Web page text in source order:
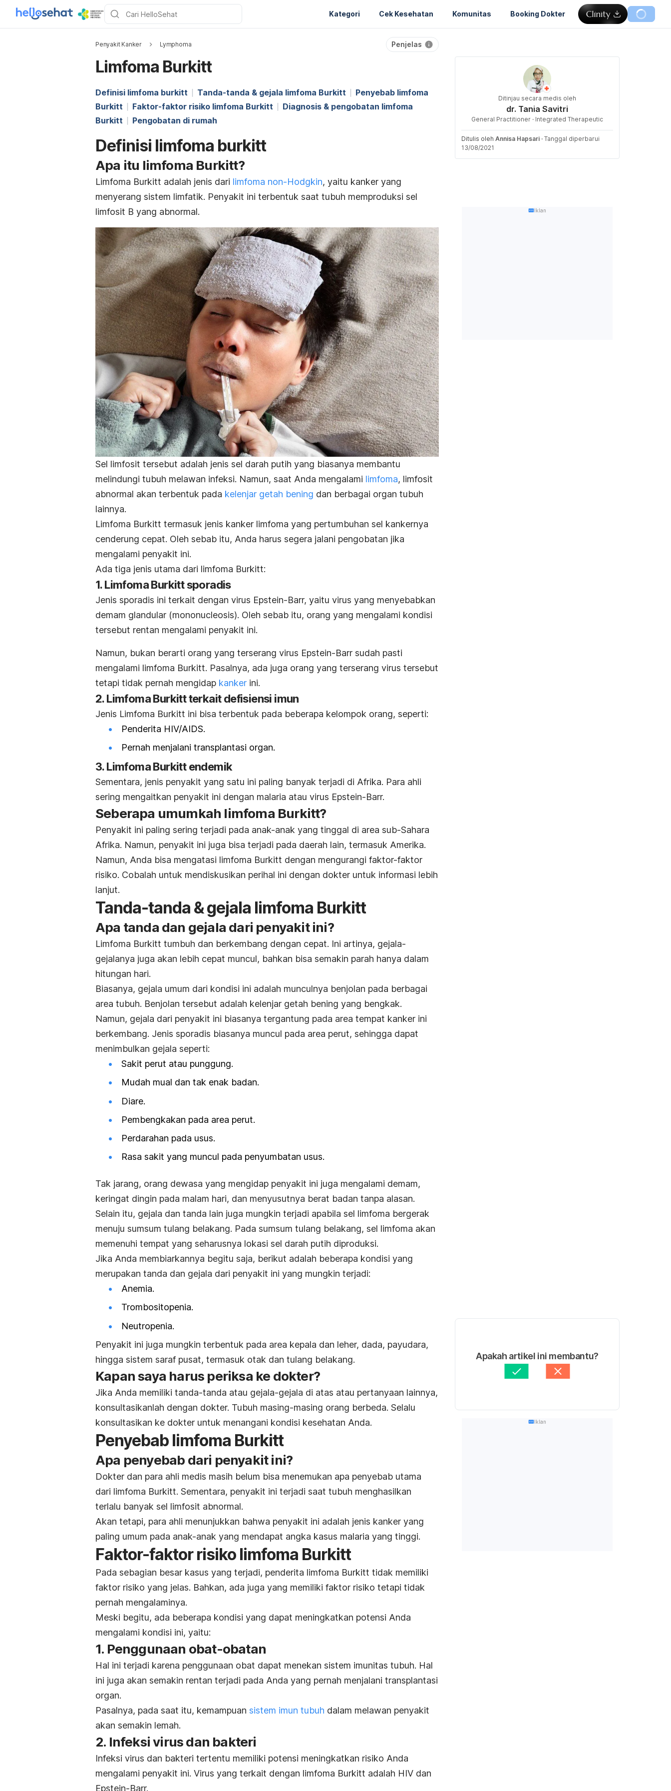
Kategori Cek Kesehatan Komunitas Booking Dokter
Penyakit Kanker Lymphoma Penjelas
Limfoma Burkitt
Definisi limfoma burkitt Tanda-tanda & gejala limfoma Burkitt
Penyebab limfoma
Burkitt
Faktor-faktor risiko limfoma Burkitt
Diagnosis & pengobatan limfoma
Burkitt
Pengobatan di rumah
Definisi limfoma burkitt
Apa itu limfoma Burkitt?
Limfoma Burkitt adalah jenis dari limfoma non-Hodgkin, yaitu kanker yang
menyerang sistem limfatik. Penyakit ini terbentuk saat tubuh memproduksi sel
limfosit B yang abnormal.
Sel limfosit tersebut adalah jenis sel darah putih yang biasanya membantu
melindungi tubuh melawan infeksi. Namun, saat Anda mengalami limfoma, limfosit
abnormal akan terbentuk pada kelenjar getah bening dan berbagai organ tubuh
lainnya.
Limfoma Burkitt termasuk jenis kanker limfoma yang pertumbuhan sel kankernya
cenderung cepat. Oleh sebab itu, Anda harus segera jalani pengobatan jika
mengalami penyakit ini.
Ada tiga jenis utama dari limfoma Burkitt:
1. Limfoma Burkitt sporadis
Jenis sporadis ini terkait dengan virus Epstein-Barr, yaitu virus yang menyebabkan
demam glandular (mononucleosis). Oleh sebab itu, orang yang mengalami kondisi
tersebut rentan mengalami penyakit ini.
Namun, bukan berarti orang yang terserang virus Epstein-Barr sudah pasti
mengalami limfoma Burkitt. Pasalnya, ada juga orang yang terserang virus tersebut
tetapi tidak pernah mengidap kanker ini.
2. Limfoma Burkitt terkait defisiensi imun
Jenis Limfoma Burkitt ini bisa terbentuk pada beberapa kelompok orang, seperti:
Penderita HIV/AIDS.
Pernah menjalani transplantasi organ.
3. Limfoma Burkitt endemik
Sementara, jenis penyakit yang satu ini paling banyak terjadi di Afrika. Para ahli
sering mengaitkan penyakit ini dengan malaria atau virus Epstein-Barr.
Seberapa umumkah limfoma Burkitt?
Penyakit ini paling sering terjadi pada anak-anak yang tinggal di area sub-Sahara
Afrika. Namun, penyakit ini juga bisa terjadi pada daerah lain, termasuk Amerika.
Namun, Anda bisa mengatasi limfoma Burkitt dengan mengurangi faktor-faktor
risiko. Cobalah untuk mendiskusikan perihal ini dengan dokter untuk informasi lebih
lanjut.
Tanda-tanda & gejala limfoma Burkitt
Apa tanda dan gejala dari penyakit ini?
Limfoma Burkitt tumbuh dan berkembang dengan cepat. Ini artinya, gejala-
gejalanya juga akan lebih cepat muncul, bahkan bisa semakin parah hanya dalam
hitungan hari.
Biasanya, gejala umum dari kondisi ini adalah munculnya benjolan pada berbagai
area tubuh. Benjolan tersebut adalah kelenjar getah bening yang bengkak.
Namun, gejala dari penyakit ini biasanya tergantung pada area tempat kanker ini
berkembang. Jenis sporadis biasanya muncul pada area perut, sehingga dapat
menimbulkan gejala seperti:
Sakit perut atau punggung.
Mudah mual dan tak enak badan.
Diare.
Pembengkakan pada area perut.
Perdarahan pada usus.
Rasa sakit yang muncul pada penyumbatan usus.
Tak jarang, orang dewasa yang mengidap penyakit ini juga mengalami demam,
keringat dingin pada malam hari, dan menyusutnya berat badan tanpa alasan.
Selain itu, gejala dan tanda lain juga mungkin terjadi apabila sel limfoma bergerak
menuju sumsum tulang belakang. Pada sumsum tulang belakang, sel limfoma akan
memenuhi tempat yang seharusnya lokasi sel darah putih diproduksi.
Jika Anda membiarkannya begitu saja, berikut adalah beberapa kondisi yang
merupakan tanda dan gejala dari penyakit ini yang mungkin terjadi:
Anemia.
Trombositopenia.
Neutropenia.
Penyakit ini juga mungkin terbentuk pada area kepala dan leher, dada, payudara,
hingga sistem saraf pusat, termasuk otak dan tulang belakang.
Kapan saya harus periksa ke dokter?
Jika Anda memiliki tanda-tanda atau gejala-gejala di atas atau pertanyaan lainnya,
konsultasikanlah dengan dokter. Tubuh masing-masing orang berbeda. Selalu
konsultasikan ke dokter untuk menangani kondisi kesehatan Anda.
Penyebab limfoma Burkitt
Apa penyebab dari penyakit ini?
Dokter dan para ahli medis masih belum bisa menemukan apa penyebab utama
dari limfoma Burkitt. Sementara, penyakit ini terjadi saat tubuh menghasilkan
terlalu banyak sel limfosit abnormal.
Akan tetapi, para ahli menunjukkan bahwa penyakit ini adalah jenis kanker yang
paling umum pada anak-anak yang mendapat angka kasus malaria yang tinggi.
Faktor-faktor risiko limfoma Burkitt
Pada sebagian besar kasus yang terjadi, penderita limfoma Burkitt tidak memiliki
faktor risiko yang jelas. Bahkan, ada juga yang memiliki faktor risiko tetapi tidak
pernah mengalaminya.
Meski begitu, ada beberapa kondisi yang dapat meningkatkan potensi Anda
mengalami kondisi ini, yaitu:
1. Penggunaan obat-obatan
Hal ini terjadi karena penggunaan obat dapat menekan sistem imunitas tubuh. Hal
ini juga akan semakin rentan terjadi pada Anda yang pernah menjalani transplantasi
organ.
Pasalnya, pada saat itu, kemampuan sistem imun tubuh dalam melawan penyakit
akan semakin lemah.
2. Infeksi virus dan bakteri
Infeksi virus dan bakteri tertentu memiliki potensi meningkatkan risiko Anda
mengalami penyakit ini. Virus yang terkait dengan limfoma Burkitt adalah HIV dan
Epstein-Barr.
Ditinjau secara medis oleh
dr. Tania Savitri
General Practitioner · Integrated Therapeutic
Ditulis oleh Annisa Hapsari · Tanggal diperbarui
13/08/2021
Iklan
Apakah artikel ini membantu?
Iklan